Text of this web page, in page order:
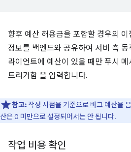
향후 예산 허용금을 포함할 경우의 이
정보를 백엔드와 공유하여 서버 측
라이언트에 예산이 있을 때만 푸시
트리거함 을 입력합니다.
참고:작성 시점을 기준으로 버그 예산을
산은 0 미만으로 설정되어서는 안 됩니다.
작업 비용 확인